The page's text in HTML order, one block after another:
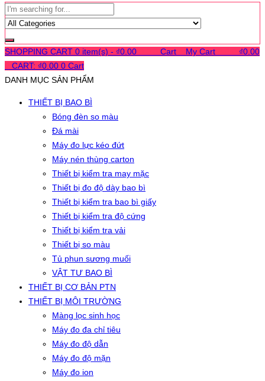
SHOPPING CART 0 item(s) - ₫0.00 Cart My Cart ₫0.00
CART: ₫0.00 0 Cart
DANH MỤC SẢN PHẨM
THIẾT BỊ BAO BÌ
Bóng đèn so màu
Đá mài
Máy đo lực kéo đứt
Máy nén thùng carton
Thiết bị kiểm tra may mặc
Thiết bị đo độ dày bao bì
Thiết bị kiểm tra bao bì giấy
Thiết bị kiểm tra độ cứng
Thiết bị kiểm tra vải
Thiết bị so màu
Tủ phun sương muối
VẬT TƯ BAO BÌ
THIẾT BỊ CƠ BẢN PTN
THIẾT BỊ MÔI TRƯỜNG
Màng lọc sinh học
Máy đo đa chỉ tiêu
Máy đo độ dẫn
Máy đo độ mặn
Máy đo ion